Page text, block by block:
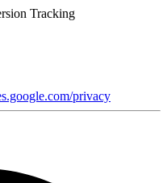
Tracking
privacy